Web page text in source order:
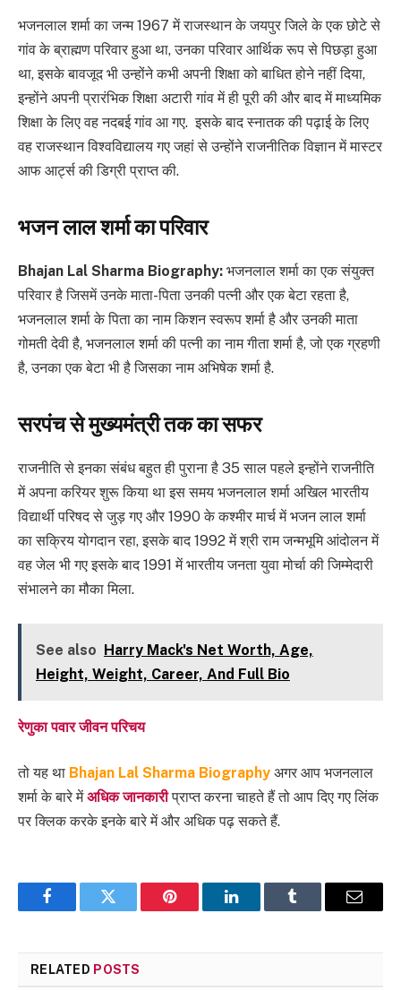
भजनलाल शर्मा का जन्म 1967 में राजस्थान के जयपुर जिले के एक छोटे से
गांव के ब्राह्मण परिवार हुआ था, उनका परिवार आर्थिक रूप से पिछड़ा हुआ
था, इसके बावजूद भी उन्होंने कभी अपनी शिक्षा को बाधित होने नहीं दिया,
इन्होंने अपनी प्रारंभिक शिक्षा अटारी गांव में ही पूरी की और बाद में माध्यमिक
शिक्षा के लिए वह नदबई गांव आ गए. इसके बाद स्नातक की पढ़ाई के लिए
वह राजस्थान विश्वविद्यालय गए जहां से उन्होंने राजनीतिक विज्ञान में मास्टर
आफ आर्ट्स की डिग्री प्राप्त की.
भजन लाल शर्मा का परिवार
Bhajan Lal Sharma Biography: भजनलाल शर्मा का एक संयुक्त
परिवार है जिसमें उनके माता-पिता उनकी पत्नी और एक बेटा रहता है,
भजनलाल शर्मा के पिता का नाम किशन स्वरूप शर्मा है और उनकी माता
गोमती देवी है, भजनलाल शर्मा की पत्नी का नाम गीता शर्मा है, जो एक ग्रहणी
है, उनका एक बेटा भी है जिसका नाम अभिषेक शर्मा है.
सरपंच से मुख्यमंत्री तक का सफर
राजनीति से इनका संबंध बहुत ही पुराना है 35 साल पहले इन्होंने राजनीति
में अपना करियर शुरू किया था इस समय भजनलाल शर्मा अखिल भारतीय
विद्यार्थी परिषद से जुड़ गए और 1990 के कश्मीर मार्च में भजन लाल शर्मा
का सक्रिय योगदान रहा, इसके बाद 1992 में श्री राम जन्मभूमि आंदोलन में
वह जेल भी गए इसके बाद 1991 में भारतीय जनता युवा मोर्चा की जिम्मेदारी
संभालने का मौका मिला.
See also Harry Mack's Net Worth, Age,
Height, Weight, Career, And Full Bio
रेणुका पवार जीवन परिचय
तो यह था Bhajan Lal Sharma Biography अगर आप भजनलाल
शर्मा के बारे मेंअधिक जानकारीप्राप्त करना चाहते हैं तो आप दिए गए लिंक
पर क्लिक करके इनके बारे में और अधिक पढ़ सकते हैं.
FacebookTwitter Pinterest LinkedInTumblr Email
RELATED POSTS